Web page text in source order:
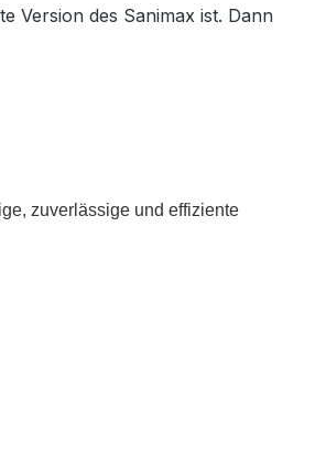
Version des Sanimax ist. Dann
zuverlässige und effiziente